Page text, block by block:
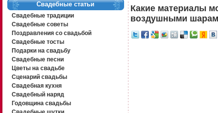
Свадебные статьи
Свадебные традиции
Свадебные советы
Поздравления со свадьбой
Свадебные тосты
Подарки на свадьбу
Свадебные песни
Цветы на свадьбе
Сценарий свадьбы
Свадебная кухня
Свадебный наряд
Годовщина свадьбы
Какие материалы
воздушными